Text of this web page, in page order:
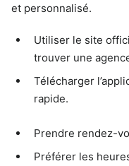
et personnalisé.
Utiliser le site
trouver une
Télécharger
rapide.
Prendre rendez-
Préférer les